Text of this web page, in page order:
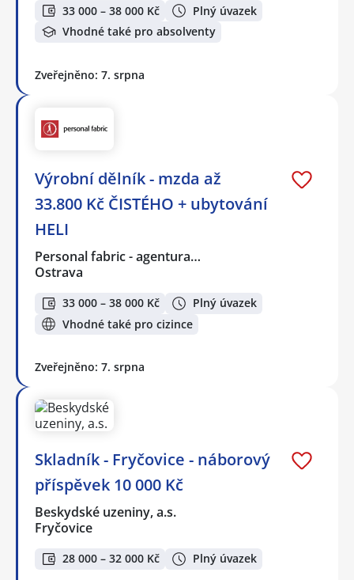
33 000 – 38 000 Kč
Plný úvazek
Vhodné také pro absolventy
Zveřejněno: 7. srpna
Výrobní dělník - mzda až
33.800 Kč ČISTÉHO + ubytování
HELI
Personal fabric - agentura…
Ostrava
33 000 – 38 000 Kč
Plný úvazek
Vhodné také pro cizince
Zveřejněno: 7. srpna
Skladník - Fryčovice - náborový
příspěvek 10 000 Kč
Beskydské uzeniny, a.s.
Fryčovice
28 000 – 32 000 Kč Plný úvazek